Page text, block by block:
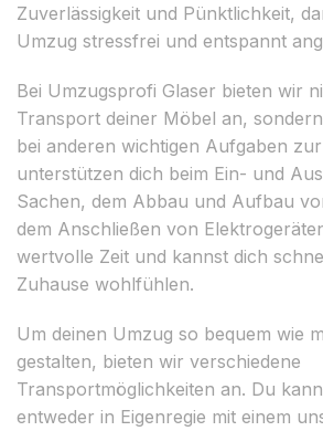
Zuverlässigkeit und Pünktlichkeit,
Umzug stressfrei und entspannt
Bei Umzugsprofi Glaser bieten wir
Transport deiner Möbel an,
bei anderen wichtigen Aufgaben
unterstützen dich beim Ein- und
Sachen, dem Abbau und Aufbau
dem Anschließen von
wertvolle Zeit und kannst dich
Zuhause wohlfühlen.
Um deinen Umzug so bequem wie
gestalten, bieten wir verschiedene
Transportmöglichkeiten an. Du
entweder in Eigenregie mit einem